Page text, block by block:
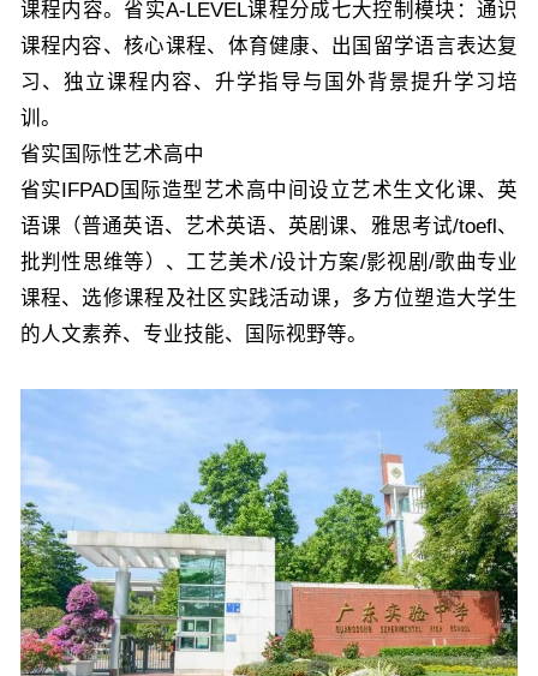
课程内容。省实A-LEVEL课程分成七大控制模块：通识
课程内容、核心课程、体育健康、出国留学语言表达复
习、独立课程内容、升学指导与国外背景提升学习培
训。
省实国际性艺术高中
省实IFPAD国际造型艺术高中间设立艺术生文化课、英
语课（普通英语、艺术英语、英剧课、雅思考试/toefl、
批判性思维等）、工艺美术/设计方案/影视剧/歌曲专业
课程、选修课程及社区实践活动课，多方位塑造大学生
的人文素养、专业技能、国际视野等。